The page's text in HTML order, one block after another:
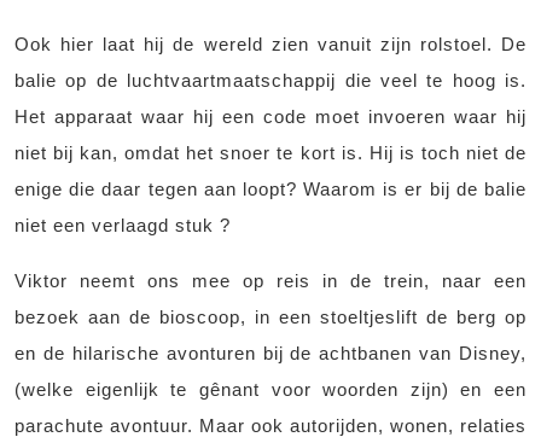
Ook hier laat hij de wereld zien vanuit zijn rolstoel. De
balie op de luchtvaartmaatschappij die veel te hoog is.
Het apparaat waar hij een code moet invoeren waar hij
niet bij kan, omdat het snoer te kort is. Hij is toch niet de
enige die daar tegen aan loopt? Waarom is er bij de balie
niet een verlaagd stuk ?
Viktor neemt ons mee op reis in de trein, naar een
bezoek aan de bioscoop, in een stoeltjeslift de berg op
en de hilarische avonturen bij de achtbanen van Disney,
(welke eigenlijk te gênant voor woorden zijn) en een
parachute avontuur. Maar ook autorijden, wonen, relaties